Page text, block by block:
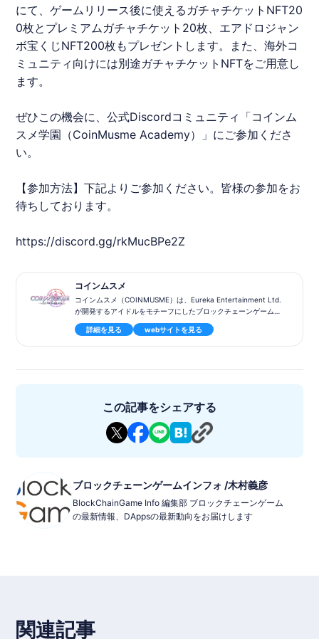
にて、ゲームリリース後に使えるガチャチケットNFT20
0枚とプレミアムガチャチケット20枚、エアドロジャン
ボ宝くじNFT200枚もプレゼントします。また、海外コ
ミュニティ向けには別途ガチャチケットNFTをご用意し
ます。
ぜひこの機会に、公式Discordコミュニティ「コインム
スメ学園（CoinMusme Academy）」にご参加くださ
い。
【参加方法】下記よりご参加ください。皆様の参加をお
待ちしております。
https://discord.gg/rkMucBPe2Z
コインムスメ
コインムスメ（COINMUSME）は、Eureka Entertainment Ltd.
が開発するアイドルをモチーフにしたブロックチェーンゲームで
す。日本のソーシャルゲームのノウハウを活かし、現実世界の資
産性を取り入れた新しい体験を提供しています。また、ユーザー
に優しいUI/UXを重視し、広い層に受け入れられるようなデザイ
より、ユーザー全員が儲かることは実現不可能であることを説明
ことが運営・ユーザーの関係性の新しい可能性であり、BCGの新
たな「楽しい」体験を実現する挑戦をしていきます。
■タイトル：コインムスメ（COINMUSME）
■ステータス : リリース中
■P2E：対応
■トークン：$MSM
■チェーン：MCH Verse
詳細を見る webサイトを見る
この記事をシェアする
ブロックチェーンゲームインフォ /木村義彦
BlockChainGame Info 編集部 ブロックチェーンゲーム
の最新情報、DAppsの最新動向をお届けします
関連記事